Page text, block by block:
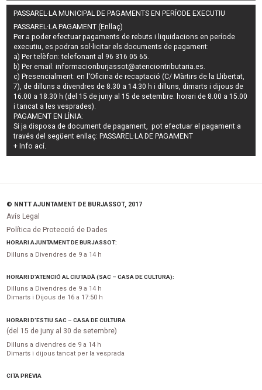
PASSAREL·LA MUNICIPAL DE PAGAMENTS EN PERÍODE EXECUTIU
PASSAREL·LA PAGAMENT (Enllaç)
Per a poder efectuar pagaments derebuts i liquidacions en període
executiu, es podran sol·licitar els documents de pagament:
a) Per telèfon: telefonant al 96 316 05 65.
b) Per email:informacionburjassot@atenciontributaria.es.
c) Presencialment: en l'Oficina de recaptació (C/ Màrtirs de la Llibertat,
7), de dilluns a divendres de 8.30 a 14.30 h i dilluns, dimarts i dijous de
16.00 a 18.30 h (del 15 de juny al 15 de setembre: horari de 8.00 a 15.00
i tancat a les vesprades).
PAGAMENT EN LÍNIA:
Si ja disposa de document de pagament, pot efectuar el pagament a
través del següent enllaç: PASSAREL·LA DE PAGAMENT
+ Info ací.
© NNTT AJUNTAMENT DE BURJASSOT, 2017
Avís Legal
Política de Protecció de Dades
HORARI AJUNTAMENT DE BURJASSOT:
Dilluns a Divendres de 9 a 14 h
HORARI D’ATENCIÓ AL CIUTADÀ (SAC – CASA DE CULTURA):
Dilluns a Divendres de 9 a 14 h
Dimarts i Dijous de 16 a 17:50 h
HORARI D’ESTIU SAC – CASA DE CULTURA
(del 15 de juny al 30 de setembre)
Dilluns a divendres de 9 a 14 h
Dimarts i dijous tancat per la vesprada
CITA PRÈVIA